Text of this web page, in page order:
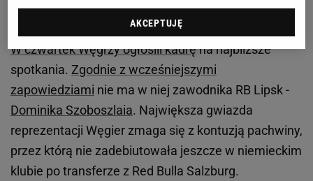
powołania? [Naszym Okiem]
W czwartek Węgrzy ogłosili kadręna najbliższe
spotkania. Zgodnie z wcześniejszymi
zapowiedziami nie ma w niej zawodnika RB Lipsk -
Dominika Szoboszlaia. Największa gwiazda
reprezentacji Węgier zmaga się z kontuzją pachwiny,
przez którą nie zadebiutowała jeszcze w niemieckim
klubie po transferze z Red Bulla Salzburg.
AKCEPTUJĘ